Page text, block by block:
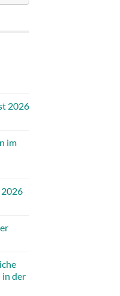
2026
im
2026
in der